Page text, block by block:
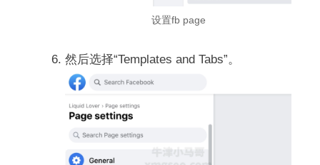
设置fb page
然后选择“Templates and Tabs”。